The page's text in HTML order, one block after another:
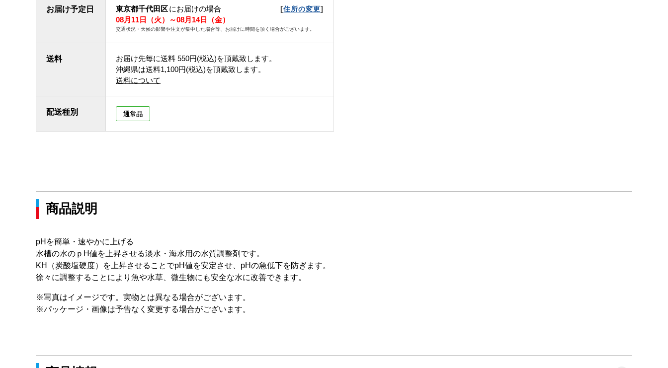
お届け予定日 東京都千代田区にお届けの場合 [住所の変更]
08月11日（火）～08月14日（金）
交通状況・天候の影響や注文が集中した場合等、お届けに時間を頂く場合がございます。
送料 お届け先毎に送料 550円(税込)を頂戴致します。
沖縄県は送料1,100円(税込)を頂戴致します。
送料について
配送種別 通常品
商品説明
pHを簡単・速やかに上げる
水槽の水のｐH値を上昇させる淡水・海水用の水質調整剤です。
KH（炭酸塩硬度）を上昇させることでpH値を安定させ、pHの急低下を防ぎます。
徐々に調整することにより魚や水草、微生物にも安全な水に改善できます。
※写真はイメージです。実物とは異なる場合がございます。
※パッケージ・画像は予告なく変更する場合がございます。